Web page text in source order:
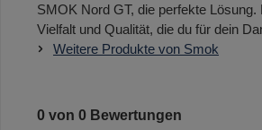
SMOK Nord GT, die perfekte
Vielfalt und Qualität, die du für dein
Weitere Produkte von Smok
0 von 0 Bewertungen